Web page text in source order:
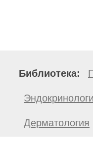
Библиотека:
Дерматология